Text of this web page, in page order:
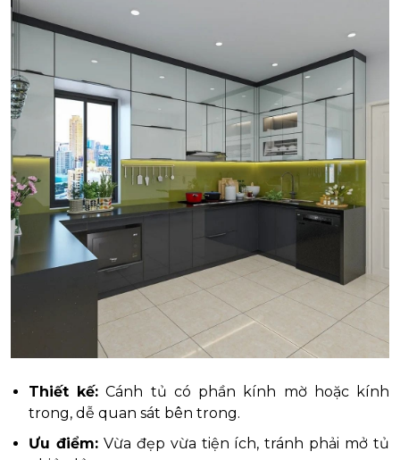
Thiết kế: Cánh tủ có phần kính mờ hoặc kính
trong, dễ quan sát bên trong.
Ưu điểm:Vừa đẹp vừa tiện ích, tránh phải mở tủ